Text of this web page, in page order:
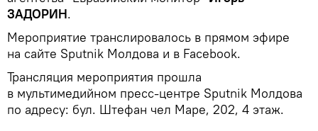
ЗАДОРИН.
Мероприятие транслировалось в прямом эфире
на сайте Sputnik Молдова и в Facebook.
Трансляция мероприятия прошла
в мультимедийном пресс-центре Sputnik Молдова
по адресу: бул. Штефан чел Маре, 202, 4 этаж.